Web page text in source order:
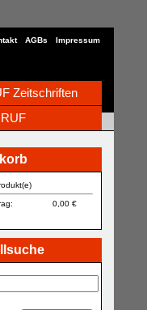
AGBs Impressum
Zeitschriften
0,00 €